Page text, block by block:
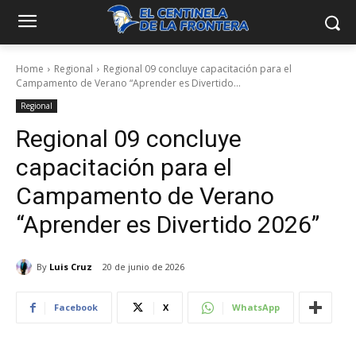
Home Regional
Regional 09 concluye capacitación para el
Campamento de Verano “Aprender es Divertido...
Regional
Regional 09 concluye
capacitación para el
Campamento de Verano
“Aprender es Divertido 2026”
By Luis Cruz 20 de junio de 2026
Facebook X WhatsApp